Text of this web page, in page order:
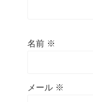
名前 ※
メール ※